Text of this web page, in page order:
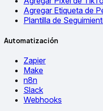
Agregar Etiqueta de
Plantilla de
Automatización
Zapier
Make
n8n
Slack
Webhooks